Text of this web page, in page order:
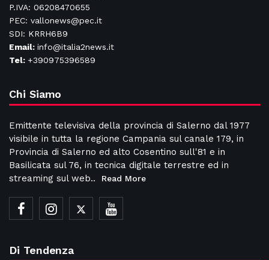
P.IVA: 06208470655
PEC: vallonews@pec.it
SDI: KRRH6B9
Email: info@italia2news.it
Tel: +390975396589
Chi Siamo
Emittente televisiva della provincia di Salerno dal 1977
visibile in tutta la regione Campania sul canale 179, in
Provincia di Salerno ed alto Cosentino sull'81 e in
Basilicata sul 76, in tecnica digitale terrestre ed in
streaming sul web..
Read More
Di Tendenza